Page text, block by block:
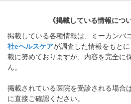
《掲載している情報につ
掲載している各種情報は、ミーカンパ
社eヘルスケアが調査した情報をもと
載に努めておりますが、内容を完全に
ん。
掲載されている医院を受診される場合
に直接ご確認ください。